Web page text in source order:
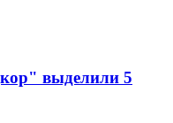
выделили 5